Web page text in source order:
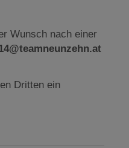
Wunsch nach einer
Dritten ein